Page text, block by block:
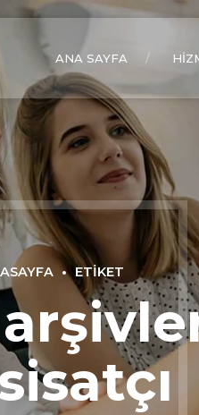
ANA SAYFA
ETIKET